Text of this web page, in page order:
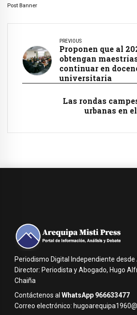
Post Banner
PREVIOUS
Proponen que al
obtengan
continuar en
universitaria
Las rondas
urbanas en
Periodismo Digital Independiente desde
Director: Periodista y Abogado, Hugo
Chaiña
Contáctenos al WhatsApp 966633477
Correo electrónico: